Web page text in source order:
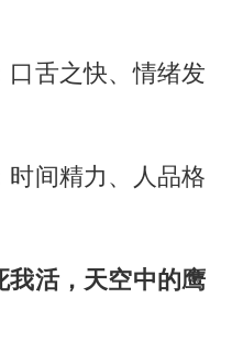
口舌之快、情绪发
时间精力、人品格
我活，天空中的鹰